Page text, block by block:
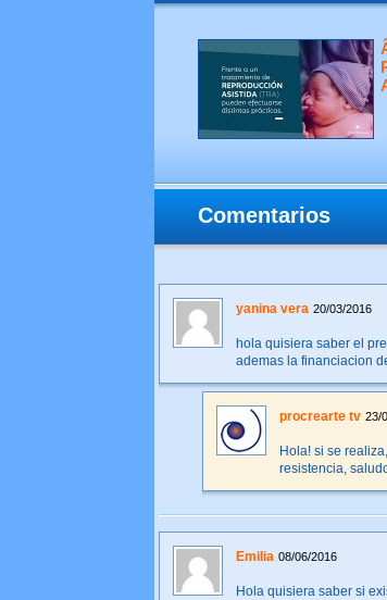
Comentarios
yanina vera 20/03/2016
hola quisiera saber el
ademas la financiacion
procrearte tv 23/
Hola! si se
resistencia,
Emilia 08/06/2016
Hola quisiera saber si